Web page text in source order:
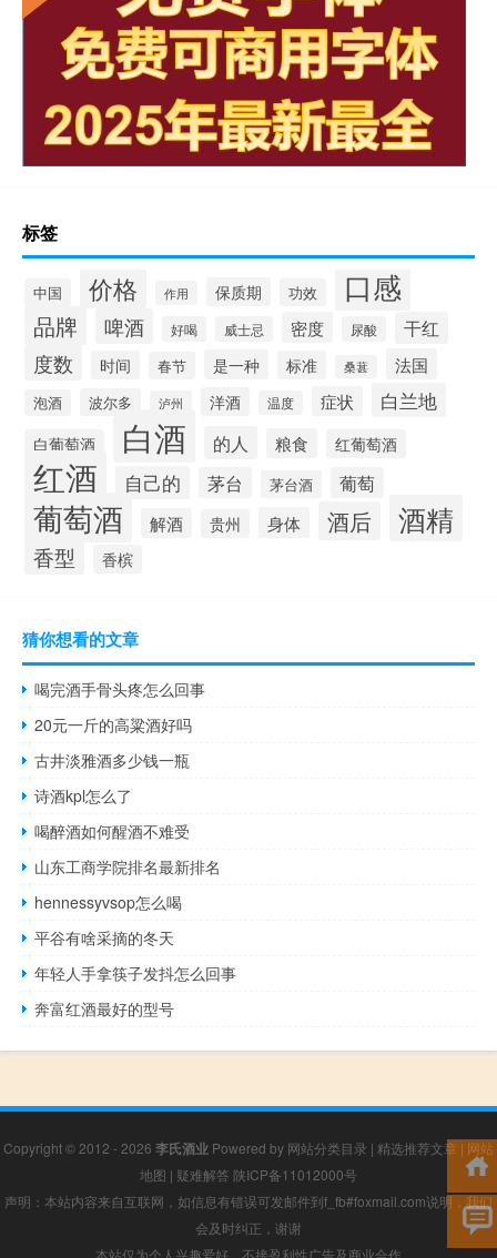
标签
中国 价格 作用 保质期 功效 口感
品牌 啤酒 好喝 威士忌 密度 尿酸 干红
度数 时间 春节 是一种 标准 桑葚 法国
泡酒 波尔多 泸州 洋酒 温度 症状 白兰地
白葡萄酒 白酒 的人 粮食 红葡萄酒
红酒 自己的 茅台 茅台酒 葡萄
葡萄酒 解酒 贵州 身体 酒后 酒精
香型 香槟
猜你想看的文章
喝完酒手骨头疼怎么回事
20元一斤的高粱酒好吗
古井淡雅酒多少钱一瓶
诗酒kpl怎么了
喝醉酒如何醒酒不难受
山东工商学院排名最新排名
hennessyvsop怎么喝
平谷有啥采摘的冬天
年轻人手拿筷子发抖怎么回事
奔富红酒最好的型号
Copyright © 2012 - 2026 李氏酒业 Powered by 网站分类目录 | 精选推荐文章 | 网站
地图 | 疑难解答 陕ICP备11012000号
声明：本站内容来自互联网，如信息有错误可发邮件到f_fb#foxmail.com说明，我们
会及时纠正，谢谢